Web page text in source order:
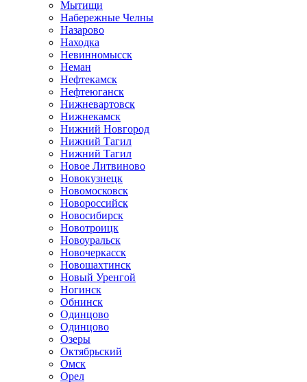
Мытищи
Набережные Челны
Назарово
Находка
Невинномысск
Неман
Нефтекамск
Нефтеюганск
Нижневартовск
Нижнекамск
Нижний Новгород
Нижний Тагил
Нижний Тагил
Новое Литвиново
Новокузнецк
Новомосковск
Новороссийск
Новосибирск
Новотроицк
Новоуральск
Новочеркасск
Новошахтинск
Новый Уренгой
Ногинск
Обнинск
Одинцово
Одинцово
Озеры
Октябрьский
Омск
Орел